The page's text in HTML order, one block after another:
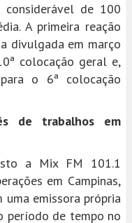
considerável de 100
A primeira reação
divulgada em março
colocação geral e,
o 6ª colocação
de trabalhos em
a Mix FM 101.1
em Campinas,
uma emissora própria
período de tempo no